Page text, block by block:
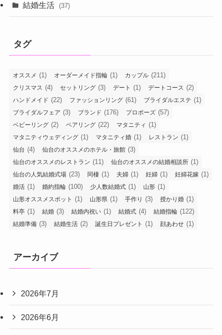
結婚生活 (37)
タグ
オススメ (1) オーダーメイド指輪 (1) カップル (211)
クリスマス (4) セットリング (3) デート (1) デートコース (2)
ハンドメイド (22) ファッションリング (61) ブライダルエステ (1)
ブライダルフェア (3) ブランド (176) プロポーズ (57)
ベビーリング (2) ペアリング (22) マタニティ (1)
マタニティウェディング (1) マタニティ婚 (1) レストラン (1)
仙台 (4) 仙台のオススメのホテル・旅館 (3)
仙台のオススメのレストラン (11) 仙台のオススメの結婚相談所 (1)
仙台の人気結婚式場 (23) 同棲 (1) 夫婦 (1) 妊婦 (1) 妊婦花嫁 (1)
婚活 (1) 婚約指輪 (100) 少人数結婚式 (1) 山形 (1)
山形オススメスポット (1) 山形県 (1) 手作り (3) 授かり婚 (1)
料亭 (1) 結婚 (3) 結婚内祝い (1) 結婚式 (4) 結婚指輪 (122)
結婚準備 (3) 結婚生活 (2) 誕生日プレゼント (1) 顔あわせ (1)
アーカイブ
2026年7月
2026年6月